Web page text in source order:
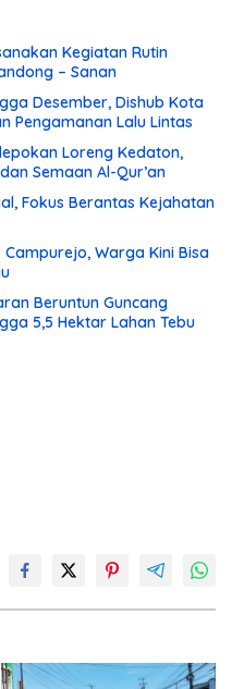
Kegiatan Rutin
– Sanan
Desember, Dishub Kota
Pengamanan Lalu Lintas
Loreng Kedaton,
Semaan Al-Qur’an
Fokus Berantas Kejahatan
Campurejo, Warga Kini Bisa
Beruntun Guncang
5,5 Hektar Lahan Tebu